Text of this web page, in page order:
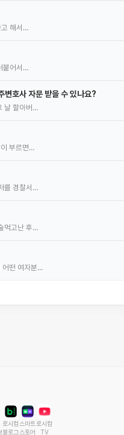
고 해서…
붙어서…
변호사 자문 받을 수 있나요?
날 할아버…
이 부르면…
를 경찰서…
먹고난 후…
어떤 여자분…
로시컴
블로그
스마트
스토어
로시컴
TV